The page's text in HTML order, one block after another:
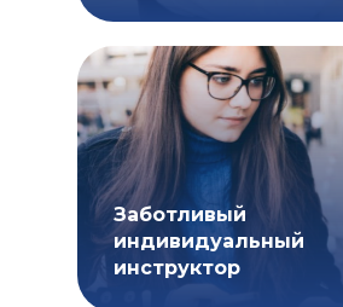
Онлайн-уроки 2 часа в
от Владимира Сидоренко.
узнают о самых важных вещах,
необходимых для успешной
Заботливый
индивидуальный
инструктор